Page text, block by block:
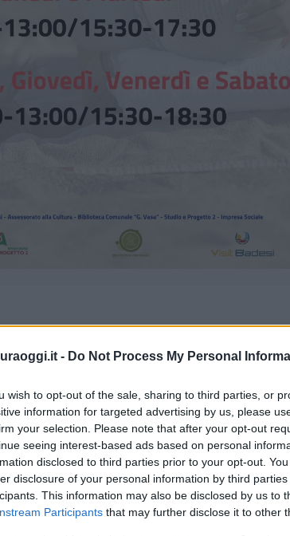
- Do Not Process My Personal
wish to opt-out of the sale, sharing to third parties, or
information for targeted advertising by us, please
your selection. Please note that after your opt-out
seeing interest-based ads based on personal
disclosed to third parties prior to your opt-out.
disclosure of your personal information by third parties
This information may also be disclosed by us to
Participants that may further disclose it to other
a Badesi
servizio di biblioteca e lettura in spiaggia